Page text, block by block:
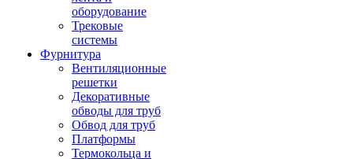
оборудование
Трековые
системы
Фурнитура
Вентиляционные
решетки
Декоративные
обводы для труб
Обвод для труб
Платформы
Термокольца и